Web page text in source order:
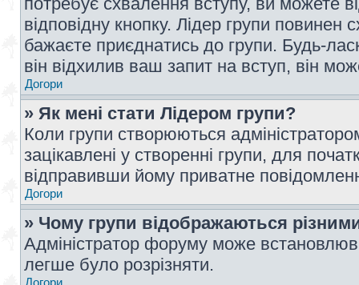
відповідну кнопку. Лідер групи
бажаєте приєднатись до групи. Будь-
він відхилив ваш запит на вступ, він
Догори
» Як мені стати Лідером групи?
Коли групи створюються
зацікавлені у створенні групи, для
відправивши йому приватне
Догори
» Чому групи відображаються
Адміністратор форуму може
легше було розрізняти.